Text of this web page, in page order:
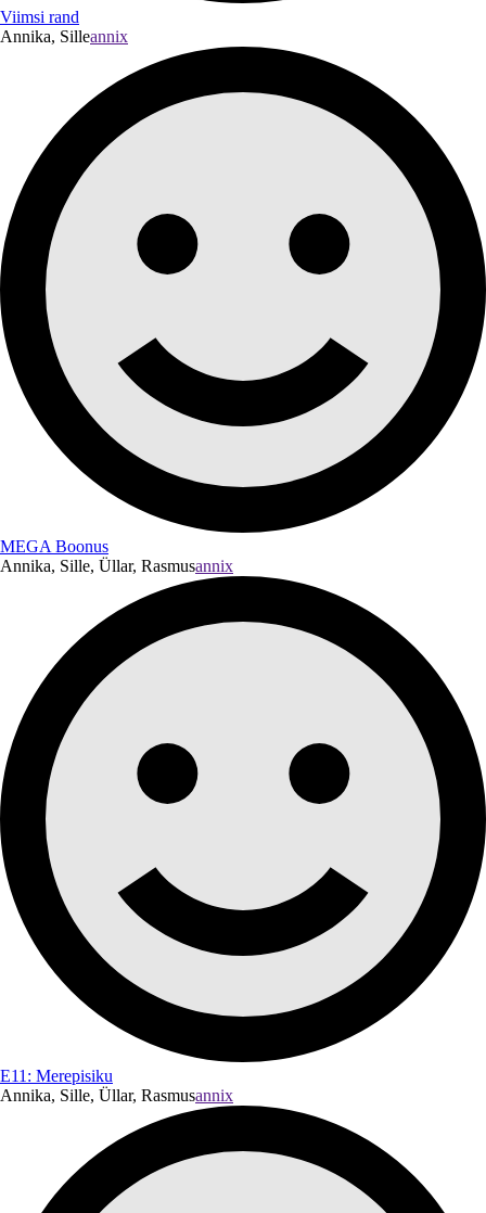
Viimsi rand
Annika, Silleannix
MEGA Boonus
Annika, Sille, Üllar, Rasmusannix
E11: Merepisiku
Annika, Sille, Üllar, Rasmusannix